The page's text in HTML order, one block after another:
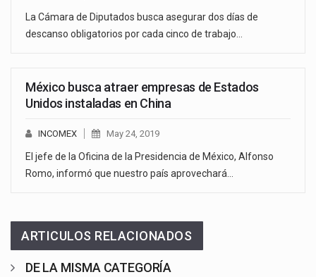
La Cámara de Diputados busca asegurar dos días de
descanso obligatorios por cada cinco de trabajo…
México busca atraer empresas de Estados
Unidos instaladas en China
INCOMEX May 24, 2019
El jefe de la Oficina de la Presidencia de México, Alfonso
Romo, informó que nuestro país aprovechará…
ARTICULOS RELACIONADOS
DE LA MISMA CATEGORÍA